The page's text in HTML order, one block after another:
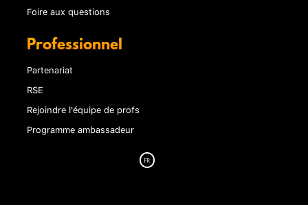
Foire aux questions
Professionnel
Partenariat
RSE
Rejoindre l'équipe de profs
Programme ambassadeur